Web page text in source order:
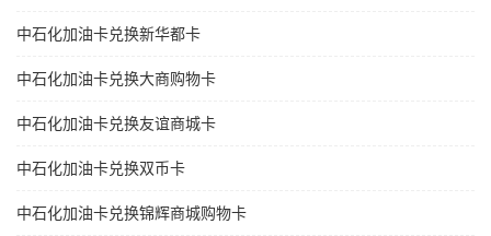
中石化加油卡兑换新华都卡
中石化加油卡兑换大商购物卡
中石化加油卡兑换友谊商城卡
中石化加油卡兑换双币卡
中石化加油卡兑换锦辉商城购物卡